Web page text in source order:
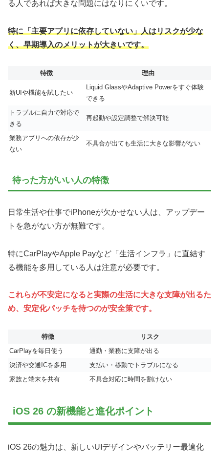
る人であれば大きな問題にはなりにくいです。
特に「主要アプリに依存していない」人はリスクが少な
く、早期導入のメリットが大きいです。
特徴 理由
新UIや機能を試したい
Liquid GlassやAdaptive Powerをすぐ体験
できる
トラブルに自力で対応で
きる
再起動や設定調整で解決可能
業務アプリへの依存が少
ない
不具合が出ても生活に大きな影響がない
待った方がいい人の特徴
日常生活や仕事でiPhoneが欠かせない人は、アップデー
トを急がない方が無難です。
特にCarPlayやApple Payなど「生活インフラ」に直結す
る機能を多用している人は注意が必要です。
これらが不安定になると実際の生活に大きな支障が出るた
め、安定化パッチを待つのが安全策です。
特徴
リスク
CarPlayを毎日使う
通勤・業務に支障が出る
決済や交通ICを多用
支払い・移動でトラブルになる
家族と端末を共有
不具合対応に時間を割けない
iOS 26 の新機能と進化ポイント
iOS 26の魅力は、新しいUIデザインやバッテリー最適化